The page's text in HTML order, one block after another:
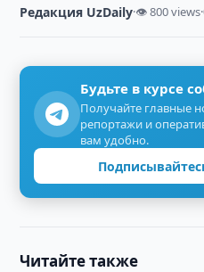
Редакция UzDaily·👁 800 views·
Будьте в курсе
Получайте главные
репортажи и
вам удобно.
Читайте также